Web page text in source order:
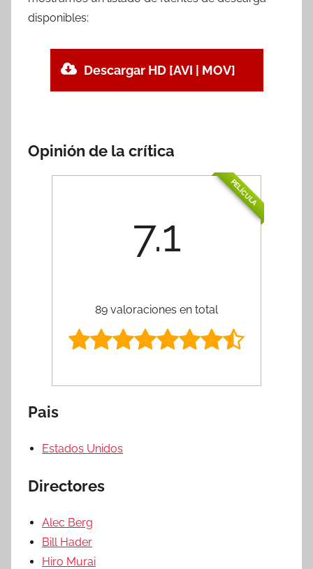
disponibles:
Descargar HD [AVI | MOV]
Opinión de la crítica
PELÍCULA
7.1
89 valoraciones en total
Pais
Estados Unidos
Directores
Alec Berg
Bill Hader
Hiro Murai